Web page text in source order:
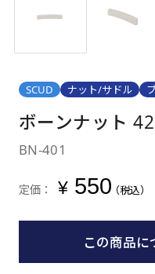
SCUD ナット/サドル
ボーンナット
BN-401
定価： ¥550（税込）
この商品に